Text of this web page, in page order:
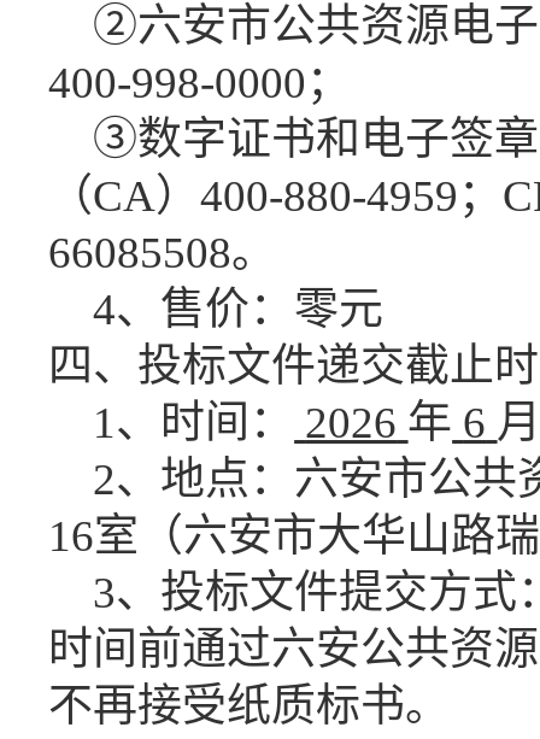
②六安市公共资源电
400-998-0000；
③数字证书和电子签
（CA）400-880-4959；
66085508。
4、售价：零元
四、投标文件递交截止
1、时间：
2026 年 6
2、地点：六安市公共
16室（六安市大华山路
3、投标文件提交方式
时间前通过六安公共资
不再接受纸质标书。